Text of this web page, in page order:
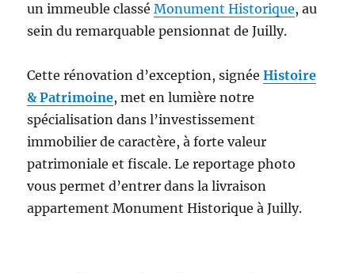
un immeuble classéMonument Historique, au
sein du remarquable pensionnat de Juilly.
Cette rénovation d’exception, signéeHistoire
& Patrimoine, met en lumière notre
spécialisation dans l’investissement
immobilier de caractère, à forte valeur
patrimoniale et fiscale. Le reportage photo
vous permet d’entrer dans la livraison
appartement Monument Historique à Juilly.